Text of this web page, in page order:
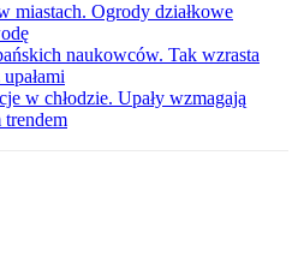
miastach. Ogrody działkowe
naukowców. Tak wzrasta
w chłodzie. Upały wzmagają
trendem